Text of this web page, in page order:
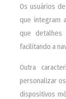
Os usuários
que integram
que detalhes
facilitando a
Outra
personalizar
dispositivos